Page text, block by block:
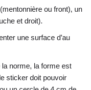
ou front), un
et droit).
une surface d’au
norme, la forme est
sticker doit pouvoir